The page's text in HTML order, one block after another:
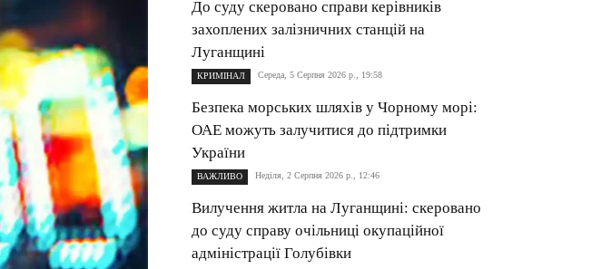
До суду скеровано справи керівників
захоплених залізничних станцій на
Луганщині
КРИМІНАЛ Середа, 5 Серпня 2026 р., 19:58
Безпека морських шляхів у Чорному морі:
ОАЕ можуть залучитися до підтримки
України
ВАЖЛИВО Неділя, 2 Серпня 2026 р., 12:46
Вилучення житла на Луганщині: cкеровано
до суду справу очільниці окупаційної
адміністрації Голубівки